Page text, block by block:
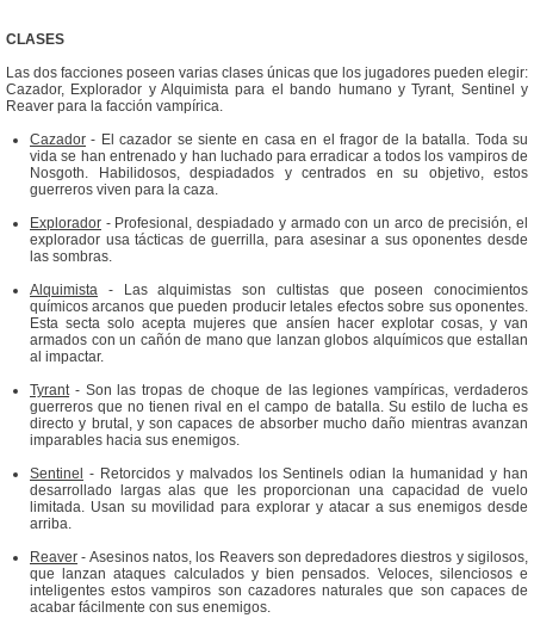
CLASES
Las dos facciones poseen varias clases únicas que los jugadores pueden elegir:
Cazador, Explorador y Alquimista para el bando humano y Tyrant, Sentinel y
Reaver para la facción vampírica.
Cazador - El cazador se siente en casa en el fragor de la batalla. Toda su
vida se han entrenado y han luchado para erradicar a todos los vampiros de
Nosgoth. Habilidosos, despiadados y centrados en su objetivo, estos
guerreros viven para la caza.
Explorador - Profesional, despiadado y armado con un arco de precisión, el
explorador usa tácticas de guerrilla, para asesinar a sus oponentes desde
las sombras.
Alquimista - Las alquimistas son cultistas que poseen conocimientos
químicos arcanos que pueden producir letales efectos sobre sus oponentes.
Esta secta solo acepta mujeres que ansíen hacer explotar cosas, y van
armados con un cañón de mano que lanzan globos alquímicos que estallan
al impactar.
Tyrant- Son las tropas de choque de las legiones vampíricas, verdaderos
guerreros que no tienen rival en el campo de batalla. Su estilo de lucha es
directo y brutal, y son capaces de absorber mucho daño mientras avanzan
imparables hacia sus enemigos.
Sentinel
- Retorcidos y malvados los Sentinels odian la humanidad y han
desarrollado largas alas que les proporcionan una capacidad de vuelo
limitada. Usan su movilidad para explorar y atacar a sus enemigos desde
arriba.
Reaver - Asesinos natos, los Reavers son depredadores diestros y sigilosos,
que lanzan ataques calculados y bien pensados. Veloces, silenciosos e
inteligentes estos vampiros son cazadores naturales que son capaces de
acabar fácilmente con sus enemigos.